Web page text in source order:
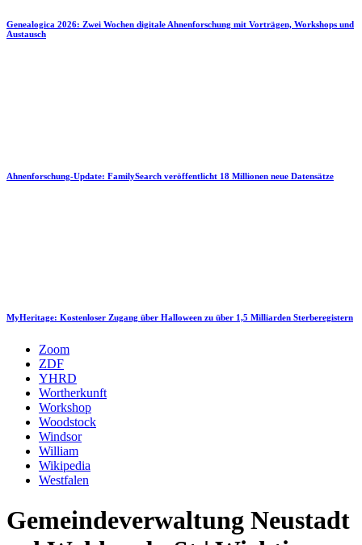
Genealogica 2026: Zwei Wochen digitale Ahnenforschung mit Vorträgen, Workshops und
Austausch
Ahnenforschung-Update: FamilySearch veröffentlicht 18 Millionen neue Datensätze
MyHeritage: Kostenloser Zugang über Halloween zu über 1,5 Milliarden Sterberegistern
Zoom
ZDF
YHRD
Wortherkunft
Workshop
Woodstock
Windsor
William
Wikipedia
Westfalen
Gemeindeverwaltung Neustadt